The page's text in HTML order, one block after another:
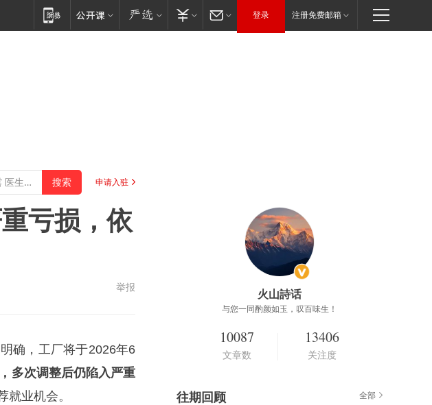
登录 注册免费邮箱
申请入驻
亏损，依
举报
确，工厂将于2026年6
多次调整后仍陷入严重
就业机会。
火山詩话
与您一同酌颜如玉，叹百味生！
10087
文章数
13406
关注度
往期回顾 全部